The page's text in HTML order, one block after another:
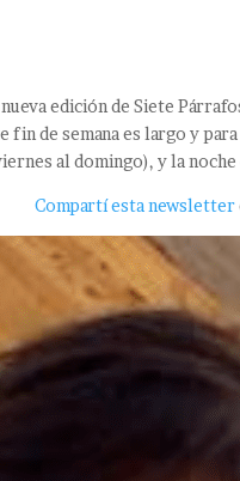
edición de Siete
de semana es largo y
al domingo), y la
Compartí esta newsletter